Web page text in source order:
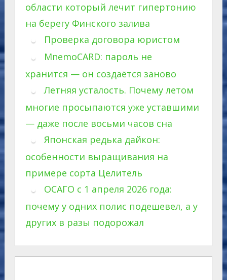
области который лечит гипертонию
на берегу Финского залива
Проверка договора юристом
MnemoCARD: пароль не
хранится — он создаётся заново
Летняя усталость. Почему летом
многие просыпаются уже уставшими
— даже после восьми часов сна
Японская редька дайкон:
особенности выращивания на
примере сорта Целитель
ОСАГО с 1 апреля 2026 года:
почему у одних полис подешевел, а у
других в разы подорожал